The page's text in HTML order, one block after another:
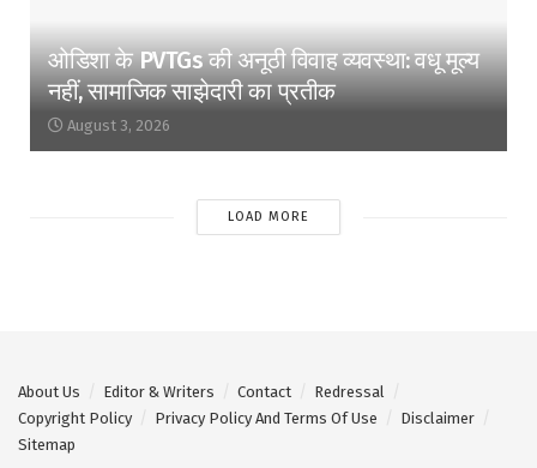
ओडिशा के PVTGs की अनूठी विवाह व्यवस्था: वधू मूल्य
नहीं, सामाजिक साझेदारी का प्रतीक
August 3, 2026
LOAD MORE
About Us Editor & Writers Contact
Redressal
Copyright Policy
Privacy Policy And Terms Of Use
Disclaimer
Sitemap